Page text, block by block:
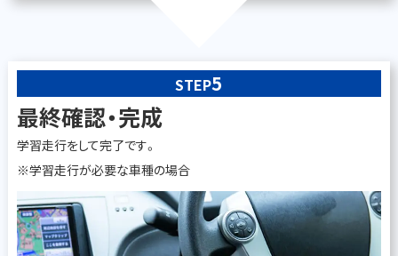
STEP5
最終確認・完成
学習走行をして完了です。
※学習走行が必要な車種の場合